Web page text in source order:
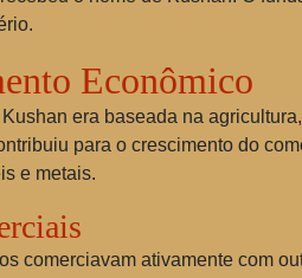
Econômico
era baseada na
para o crescimento do
e metais.
comerciavam ativamente com